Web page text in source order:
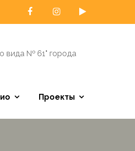
вида № 61" города
Проекты